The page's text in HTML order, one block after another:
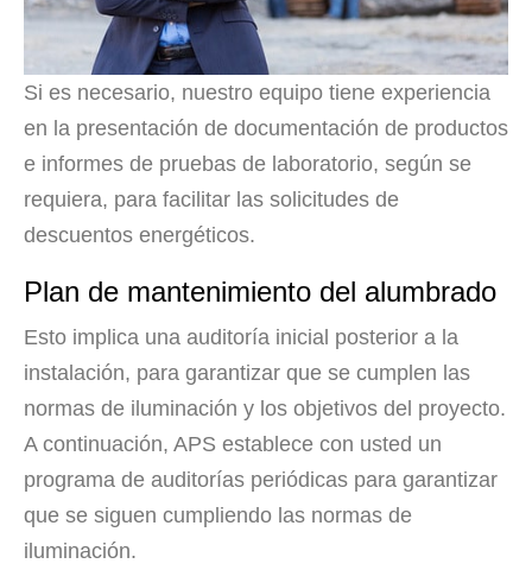
Si es necesario, nuestro equipo tiene experiencia
en la presentación de documentación de productos
e informes de pruebas de laboratorio, según se
requiera, para facilitar las solicitudes de
descuentos energéticos.
Plan de mantenimiento del alumbrado
Esto implica una auditoría inicial posterior a la
instalación, para garantizar que se cumplen las
normas de iluminación y los objetivos del proyecto.
A continuación, APS establece con usted un
programa de auditorías periódicas para garantizar
que se siguen cumpliendo las normas de
iluminación.